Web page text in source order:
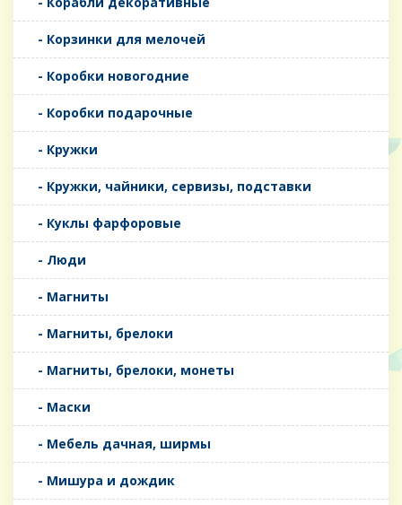
- Корзинки для мелочей
- Коробки новогодние
- Коробки подарочные
- Кружки
- Кружки, чайники, сервизы, подставки
- Куклы фарфоровые
- Люди
- Магниты
- Магниты, брелоки
- Магниты, брелоки, монеты
- Маски
- Мебель дачная, ширмы
- Мишура и дождик